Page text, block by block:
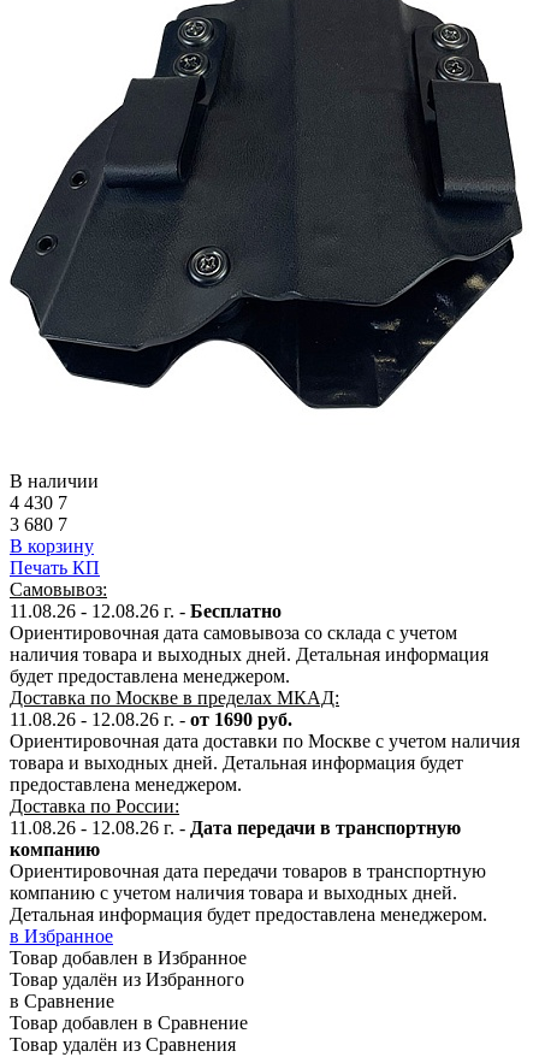
В наличии
4 430 7
3 680 7
В корзину
Печать КП
Самовывоз:
11.08.26 - 12.08.26 г. - Бесплатно
Ориентировочная дата самовывоза со склада с учетом
наличия товара и выходных дней. Детальная информация
будет предоставлена менеджером.
Доставка по Москве в пределах МКАД:
11.08.26 - 12.08.26 г. - от 1690 руб.
Ориентировочная дата доставки по Москве с учетом наличия
товара и выходных дней. Детальная информация будет
предоставлена менеджером.
Доставка по России:
11.08.26 - 12.08.26 г. - Дата передачи в транспортную
компанию
Ориентировочная дата передачи товаров в транспортную
компанию с учетом наличия товара и выходных дней.
Детальная информация будет предоставлена менеджером.
в Избранное
Товар добавлен в Избранное
Товар удалён из Избранного
в Сравнение
Товар добавлен в Сравнение
Товар удалён из Сравнения